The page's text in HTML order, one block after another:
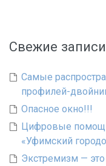
Свежие записи
Самые
профилей-
Опасное окно!!!
Цифровые
«Уфимский
Экстремизм —